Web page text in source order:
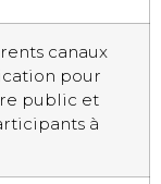
canaux
pour
public et
à